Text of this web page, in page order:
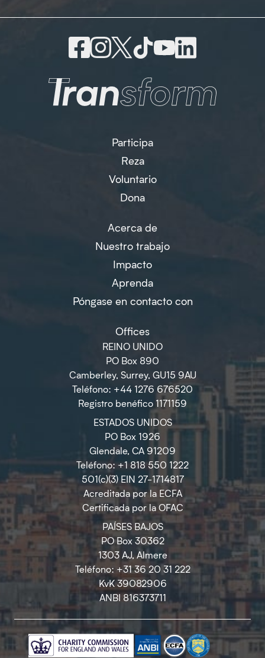
Participa
Reza
Voluntario
Dona
Acerca de
Nuestro trabajo
Impacto
Aprenda
Póngase en contacto con
Offices
REINO UNIDO
PO Box 890
Camberley, Surrey, GU15 9AU
Teléfono: +44 1276 676520
Registro benéfico 1171159
ESTADOS UNIDOS
PO Box 1926
Glendale, CA 91209
Teléfono: +1 818 550 1222
501(c)(3) EIN 27-1714817
Acreditada por la ECFA
Certificada por la OFAC
PAÍSES BAJOS
PO Box 30362
1303 AJ, Almere
Teléfono: +31 36 20 31 222
KvK 39082906
ANBI 816373711